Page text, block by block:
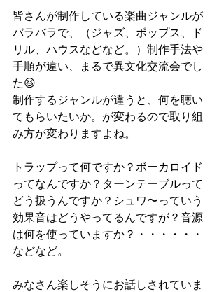
皆さんが制作している楽曲ジャンルが
バラバラで、（ジャズ、ポップス、ド
リル、ハウスなどなど。）制作手法や
手順が違い、まるで異文化交流会でし
た😆
制作するジャンルが違うと、何を聴い
てもらいたいか。が変わるので取り組
み方が変わりますよね。
トラップって何ですか？ボーカロイド
ってなんですか？ターンテーブルって
どう扱うんですか？シュワ〜っていう
効果音はどうやってるんですが？音源
は何を使っていますか？・・・・・・
などなど。
みなさん楽しそうにお話しされていま